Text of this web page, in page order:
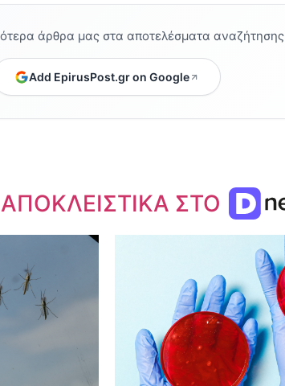
άρθρα μας στα αποτελέσματα αναζήτησης
Add EpirusPost.gr on Google
ΑΠΟΚΛΕΙΣΤΙΚΑ ΣΤΟ